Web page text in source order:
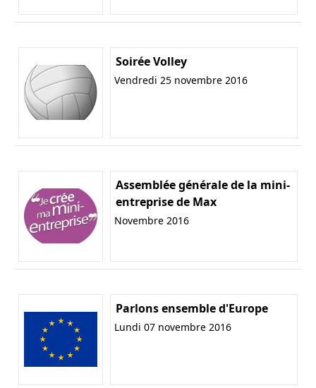
Soirée Volley
Vendredi 25 novembre 2016
Assemblée générale de la mini-
entreprise de Max
Novembre 2016
Parlons ensemble d'Europe
Lundi 07 novembre 2016